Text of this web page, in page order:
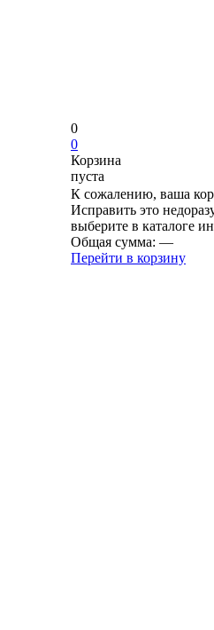
0
0
Корзина
пуста
К сожалению, ваша
Исправить это
выберите в каталоге
Общая сумма: —
Перейти в корзину